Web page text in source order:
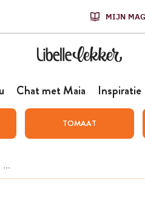
MIJN
Chat met Maia Inspiratie
TOMAAT